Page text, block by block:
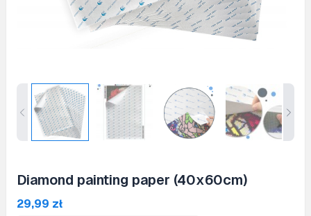
Diamond painting paper (40x60cm)
29,99 zł